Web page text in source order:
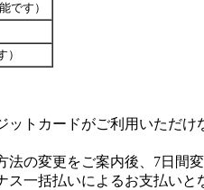
です）
）
ットカードがご利用いただ
の変更をご案内後、7日間
一括払いによるお支払い